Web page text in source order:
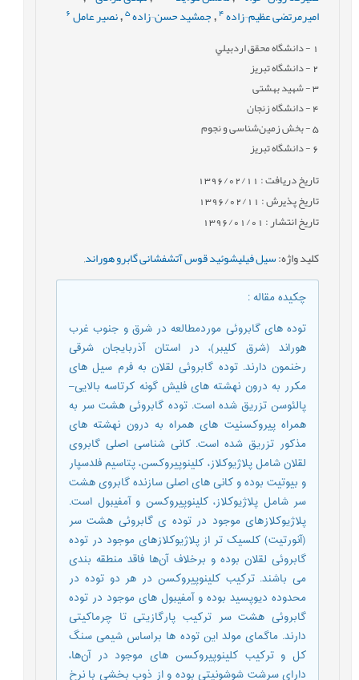
امیرمرتضی عظیم¬زاده4
,جمشید حسن¬زاده5
,نصیر عامل
- دانشگاه محقق اردبيلي
2- دانشگاه تبریز
3- شهید بهشتی
4- دانشگاه زنجان
5- بخش زمین‌شناسی و نجوم
6- دانشگاه تبريز
تاریخ دریافت : 1396/02/11
تاریخ پذیرش : 1396/02/11
تاریخ انتشار : 1396/01/01
کلید واژه:سیل فیلیشوئید قوس آتشفشانی گابرو هوراند,
چکیده مقاله:
توده های گابروئی موردمطالعه در شرق و جنوب غرب
هوراند (شرق کلیبر)، در استان آذربایجان شرقی
رخنمون دارند. توده گابروئی لقلان به فرم سیل های
مکرر به درون نهشته های فلیش گونه کرتاسه بالایی–
پالئوسن تزریق شده است. توده گابروئی هشت سر به
همراه پیروکسنیت های همراه به درون نهشته های
مذکور تزریق شده است. کانی شناسی اصلی گابروی
لقلان شامل پلاژیوکلاز، کلینوپیروکسن، پتاسیم فلدسپار
و بیوتیت بوده و کانی های اصلی سازنده گابروی هشت
سر شامل پلاژیوکلاز، کلینوپیروکسن و آمفیبول است.
پلاژیوکلازهای موجود در توده ی گابروئی هشت سر
(آنورتیت) کلسیک تر از پلاژیوکلازهای موجود در توده
گابروئی لقلان بوده و برخلاف آن‌ها فاقد منطقه بندی
می باشند. ترکیب کلینوپیروکسن در هر دو توده در
محدوده دیوپسید بوده و آمفیبول های موجود در توده
گابروئی هشت سر ترکیب پارگازیتی تا چرماکیتی
دارند. ماگمای مولد این توده ها براساس شیمی سنگ
کل و ترکیب کلینوپیروکسن های موجود در آن‌ها،
دارای سرشت شوشونیتی بوده و از ذوب بخشی با نرخ